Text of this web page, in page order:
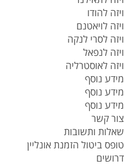
ויזה להודו
ויזה לויאטנם
ויזה לסרי לנקה
ויזה לנפאל
ויזה לאוסטרליה
מידע נוסף
מידע נוסף
מידע נוסף
צור קשר
שאלות ותשובות
טופס ביטול הזמנת אונליין
דרושים